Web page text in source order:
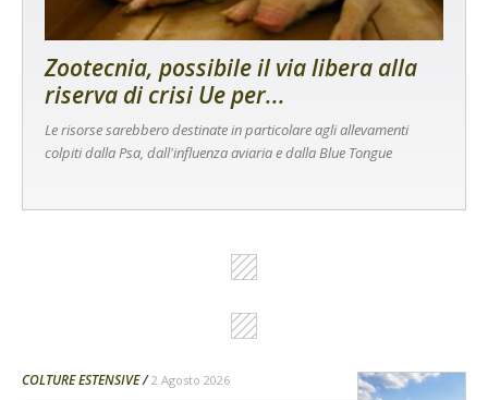
Zootecnia, possibile il via libera alla
riserva di crisi Ue per...
Le risorse sarebbero destinate in particolare agli allevamenti
colpiti dalla Psa, dall'influenza aviaria e dalla Blue Tongue
COLTURE ESTENSIVE 2 Agosto 2026